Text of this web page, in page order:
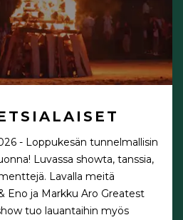
- Loppukesän tunnelmallisin
Luvassa showta, tanssia,
Lavalla meitä
Eno ja Markku Aro Greatest
tuo lauantaihin myös